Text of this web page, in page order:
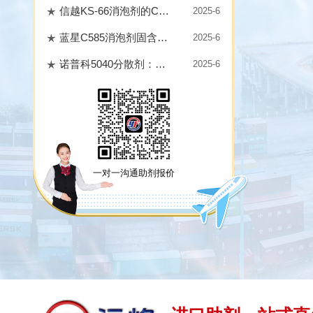
信越KS-66消泡剂的CAS与TDS深度解析 2025-6
蓝星C585消泡剂固含量检测：科学方法保障实际应用 2025-6
诺普科5040分散剂：性能突破与真伪鉴别的科学之道 2025-6
一对一沟通助剂报价